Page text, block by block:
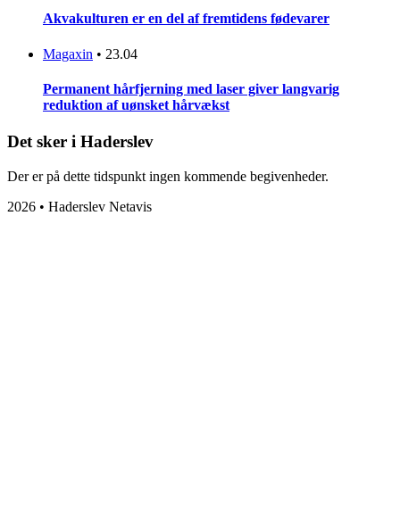
Akvakulturen er en del af fremtidens fødevarer
Magaxin • 23.04
Permanent hårfjerning med laser giver langvarig
reduktion af uønsket hårvækst
Det sker i Haderslev
Der er på dette tidspunkt ingen kommende begivenheder.
2026 • Haderslev Netavis